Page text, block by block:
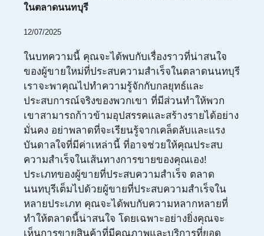
ในตลาดนนทบุรี
12/07/2025
ในบทความนี้ คุณจะได้พบกับเรื่องราวที่น่าสนใจ
ของผู้ขายใหม่ที่ประสบความสำเร็จในตลาดนนทบุรี
เราจะพาคุณไปทำความรู้จักกับกลยุทธ์และ
ประสบการณ์จริงของพวกเขา ที่มีส่วนทำให้พวก
เขาสามารถก้าวข้ามอุปสรรคและสร้างรายได้อย่าง
มั่นคง อย่าพลาดที่จะเรียนรู้จากเคล็ดลับและแรง
บันดาลใจที่มีค่าเหล่านี้ ที่อาจช่วยให้คุณประสบ
ความสำเร็จในเส้นทางการขายของคุณเอง!
ประเภทของผู้ขายที่ประสบความสำเร็จ ตลาด
นนทบุรีเต็มไปด้วยผู้ขายที่ประสบความสำเร็จใน
หลายประเภท คุณจะได้พบกับความหลากหลายที่
ทำให้ตลาดนี้น่าสนใจ โดยเฉพาะอย่างยิ่งคุณจะ
เห็นการขายสินค้าที่มีคุณภาพและบริการที่ยอด